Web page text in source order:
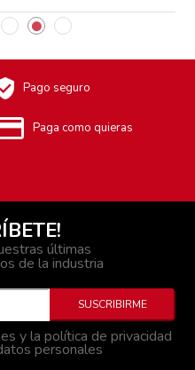
Pago seguro
Paga como quieras
últimas
de la industria
y la política de privacidad
personales